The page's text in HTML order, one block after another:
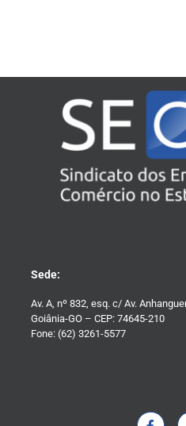
Sede:
Av. A, nº 832, esq. c/ Av.
Goiânia-GO – CEP: 74645-210
Fone: (62) 3261-5577